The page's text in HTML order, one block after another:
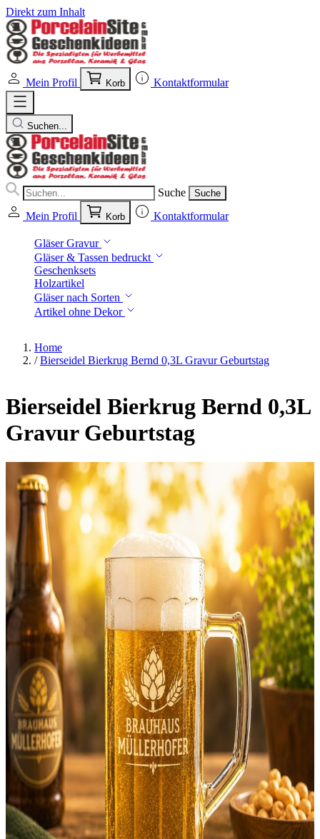
Direkt zum Inhalt
Mein Profil Korb Kontaktformular
Suchen...
Suche Suche
Mein Profil Korb Kontaktformular
Gläser Gravur
Gläser & Tassen bedruckt
Geschenksets
Holzartikel
Gläser nach Sorten
Artikel ohne Dekor
Home
/ Bierseidel Bierkrug Bernd 0,3L Gravur Geburtstag
Bierseidel Bierkrug Bernd 0,3L
Gravur Geburtstag